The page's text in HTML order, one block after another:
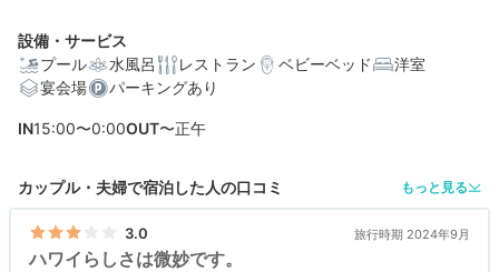
編集部おすすめの３つのポイント
オープンエアのバスも！リゾート気分を味わえるスパや
12時までのんびりできる。レイトチェックアウト
設備・サービス
プール
水風呂 レストラン ベビーベッド
洋室
宴会場
パーキングあり
IN15:00〜0:00OUT〜正午
カップル・夫婦で宿泊した人の口コミ もっと見る
3.0 旅行時期 2024年9月
ハワイらしさは微妙です。